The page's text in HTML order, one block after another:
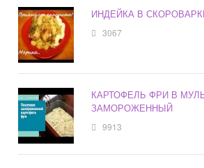
ИНДЕЙКА В
3067
КАРТОФЕЛЬ ФРИ В
ЗАМОРОЖЕННЫЙ
9913